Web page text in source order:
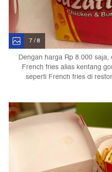
7 / 8
Dengan harga Rp 8.000
French fries alias kentang
seperti French fries di